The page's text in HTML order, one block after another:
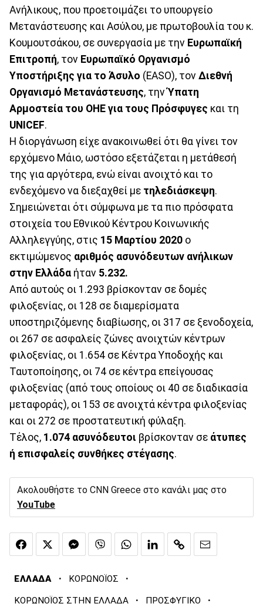
Ανήλικους, που προετοιμάζει το υπουργείο
Μετανάστευσης και Ασύλου, με πρωτοβουλία του κ.
Κουμουτσάκου, σε συνεργασία με την Ευρωπαϊκή
Επιτροπή, τον Ευρωπαϊκό Οργανισμό
Υποστήριξης για το Άσυλο (EASO), τον Διεθνή
Οργανισμό Μετανάστευσης, τηνΎπατη
Αρμοστεία του ΟΗΕ για τους Πρόσφυγες και τη
UNICEF.
Η διοργάνωση είχε ανακοινωθεί ότι θα γίνει τον
ερχόμενο Μάιο, ωστόσο εξετάζεται η μετάθεσή
της για αργότερα, ενώ είναι ανοιχτό και το
ενδεχόμενο να διεξαχθεί με τηλεδιάσκεψη.
Σημειώνεται ότι σύμφωνα με τα πιο πρόσφατα
στοιχεία του Εθνικού Κέντρου Κοινωνικής
Αλληλεγγύης, στις 15 Μαρτίου 2020 ο
εκτιμώμενος αριθμός ασυνόδευτων ανήλικων
στην Ελλάδα ήταν 5.232.
Από αυτούς οι 1.293 βρίσκονταν σε δομές
φιλοξενίας, οι 128 σε διαμερίσματα
υποστηριζόμενης διαβίωσης, οι 317 σε ξενοδοχεία,
οι 267 σε ασφαλείς ζώνες ανοιχτών κέντρων
φιλοξενίας, οι 1.654 σε Κέντρα Υποδοχής και
Ταυτοποίησης, οι 74 σε κέντρα επείγουσας
φιλοξενίας (από τους οποίους οι 40 σε διαδικασία
μεταφοράς), οι 153 σε ανοιχτά κέντρα φιλοξενίας
και οι 272 σε προστατευτική φύλαξη.
Τέλος, 1.074 ασυνόδευτοι βρίσκονταν σε άτυπες
ή επισφαλείς συνθήκες στέγασης.
Ακολουθήστε το CNN Greece στο κανάλι μας στο
YouTube
ΕΛΛΑΔΑ · ΚΟΡΩΝΟΪΟΣ ·
ΚΟΡΩΝΟΪΟΣ ΣΤΗΝ ΕΛΛΑΔΑ · ΠΡΟΣΦΥΓΙΚΟ ·